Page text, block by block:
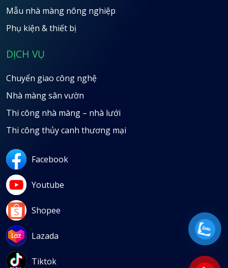
Mẫu nhà màng nông nghiệp
Phụ kiện & thiết bị
DỊCH VỤ
Chuyển giao công nghệ
Nhà màng sân vườn
Thi công nhà màng – nhà lưới
Thi công thủy canh thương mại
Facebook
Youtube
Shopee
Lazada
Tiktok